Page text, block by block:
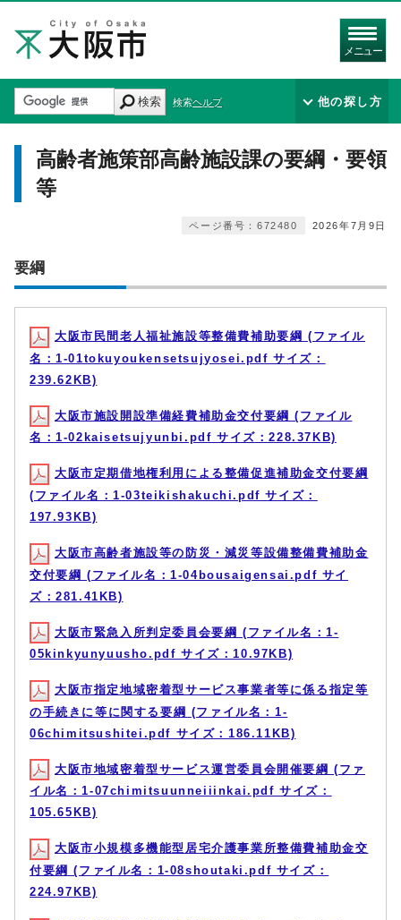
メニュー
検索 検索ヘルプ 他の探し方
高齢者施策部高齢施設課の要綱・要領
等
2026年7月9日
ページ番号：672480
要綱
大阪市民間老人福祉施設等整備費補助要綱 (ファイル
名：1-01tokuyoukensetsujyosei.pdf サイズ：
239.62KB)
大阪市施設開設準備経費補助金交付要綱 (ファイル
名：1-02kaisetsujyunbi.pdf サイズ：228.37KB)
大阪市定期借地権利用による整備促進補助金交付要綱
(ファイル名：1-03teikishakuchi.pdf サイズ：
197.93KB)
大阪市高齢者施設等の防災・減災等設備整備費補助金
交付要綱 (ファイル名：1-04bousaigensai.pdf サイ
ズ：281.41KB)
大阪市緊急入所判定委員会要綱 (ファイル名：1-
05kinkyunyuusho.pdf サイズ：10.97KB)
大阪市指定地域密着型サービス事業者等に係る指定等
の手続きに等に関する要綱 (ファイル名：1-
06chimitsushitei.pdf サイズ：186.11KB)
大阪市地域密着型サービス運営委員会開催要綱 (ファ
イル名：1-07chimitsuunneiiinkai.pdf サイズ：
105.65KB)
大阪市小規模多機能型居宅介護事業所整備費補助金交
付要綱 (ファイル名：1-08shoutaki.pdf サイズ：
224.97KB)